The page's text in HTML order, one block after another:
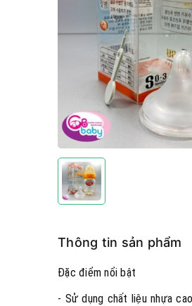
Thông tin sản phẩm
Đặc điểm nổi bật
- Sử dụng chất liệu nhựa